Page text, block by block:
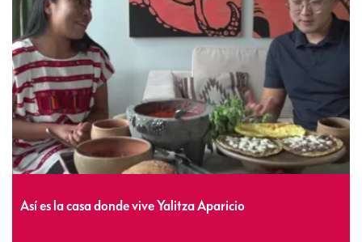
Así es la casa donde vive Yalitza Aparicio